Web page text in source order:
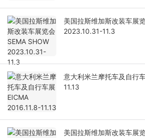
美国拉斯维加斯改装车展
2023.10.31-11.3
意大利米兰摩托车及自行
11.13
美国拉斯维加斯改装车展